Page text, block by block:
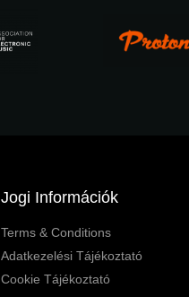
Jogi Információk
Terms & Conditions
Adatkezelési Tájékoztató
Cookie Tájékoztató